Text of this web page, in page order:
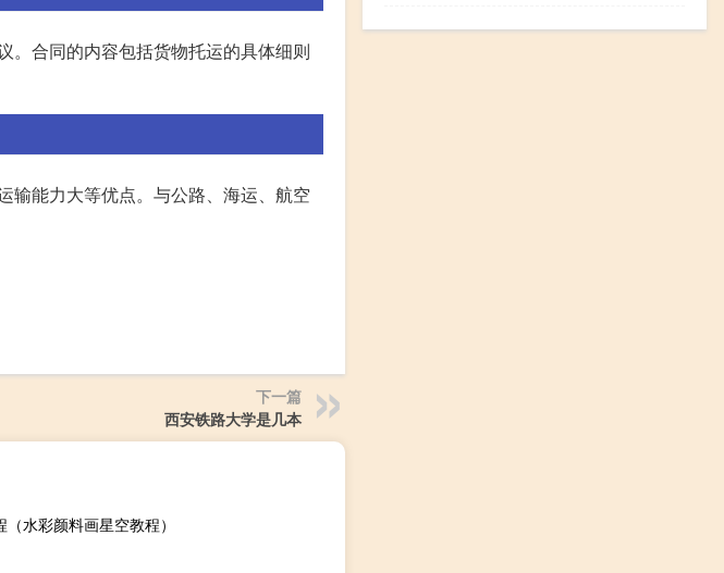
。合同的内容包括货物托运的具体细则
输能力大等优点。与公路、海运、航空
下一篇
西安铁路大学是几本
水彩颜料画星空教程）